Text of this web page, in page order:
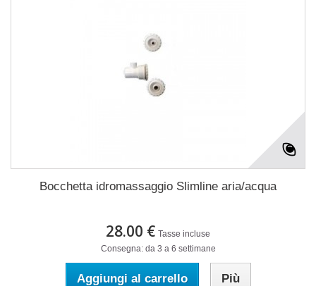
Bocchetta idromassaggio Slimline aria/acqua
28.00 € Tasse incluse
Consegna: da 3 a 6 settimane
Aggiungi al carrello Più